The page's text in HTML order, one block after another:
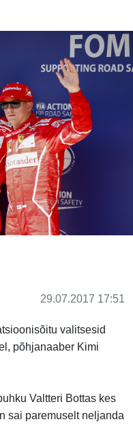
29.07.2017 17:51
valitsesid
põhjanaaber Kimi
Valtteri Bottas kes
sai paremuselt neljanda